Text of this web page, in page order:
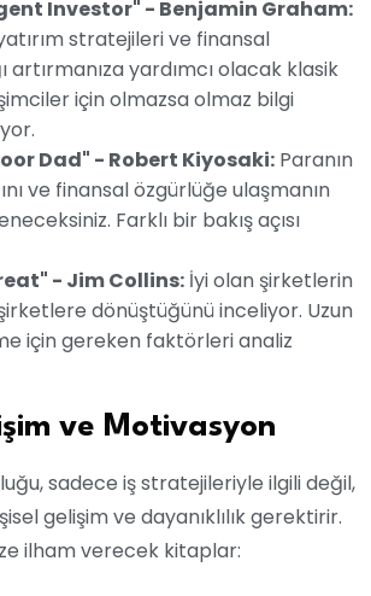
Investor" - Benjamin Graham:
stratejileri ve finansal
artırmanıza yardımcı olacak klasik
için olmazsa olmaz bilgi
Dad" - Robert Kiyosaki: Paranın
ve finansal özgürlüğe ulaşmanın
Farklı bir bakış açısı
- Jim Collins: İyi olan şirketlerin
dönüştüğünü inceliyor. Uzun
için gereken faktörleri analiz
ve Motivasyon
sadece iş stratejileriyle ilgili değil,
gelişim ve dayanıklılık gerektirir.
ilham verecek kitaplar: